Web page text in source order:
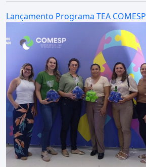
Lançamento Programa TEA COMESP